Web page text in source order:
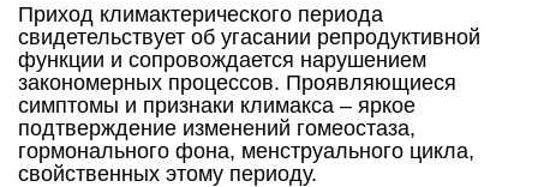
Приход климактерического периода
свидетельствует об угасании репродуктивной
функции и сопровождается нарушением
закономерных процессов. Проявляющиеся
симптомы и признаки климакса – яркое
подтверждение изменений гомеостаза,
гормонального фона, менструального цикла,
свойственных этому периоду.